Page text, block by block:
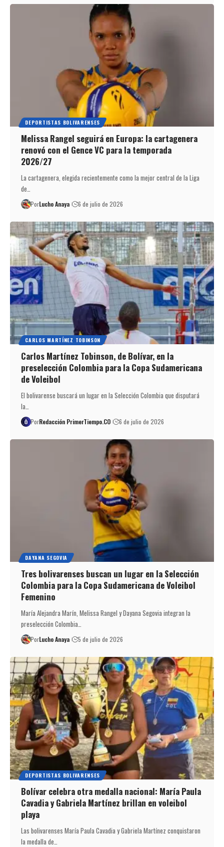
DEPORTISTAS BOLIVARENSES
Melissa Rangel seguirá en Europa: la cartagenera
renovó con el Gence VC para la temporada
2026/27
La cartagenera, elegida recientemente como la mejor central de la Liga
de…
PorLucho Anaya 6 de julio de 2026
CARLOS MARTÍNEZ TOBINSON
Carlos Martínez Tobinson, de Bolívar, en la
preselección Colombia para la Copa Sudamericana
de Voleibol
El bolivarense buscará un lugar en la Selección Colombia que disputará
la…
PorRedacción PrimerTiempo.CO 6 de julio de 2026
DAYANA SEGOVIA
Tres bolivarenses buscan un lugar en la Selección
Colombia para la Copa Sudamericana de Voleibol
Femenino
María Alejandra Marín, Melissa Rangel y Dayana Segovia integran la
preselección Colombia…
PorLucho Anaya 5 de julio de 2026
DEPORTISTAS BOLIVARENSES
Bolívar celebra otra medalla nacional: María Paula
Cavadia y Gabriela Martínez brillan en voleibol
playa
Las bolivarenses María Paula Cavadia y Gabriela Martínez conquistaron
la medalla de…